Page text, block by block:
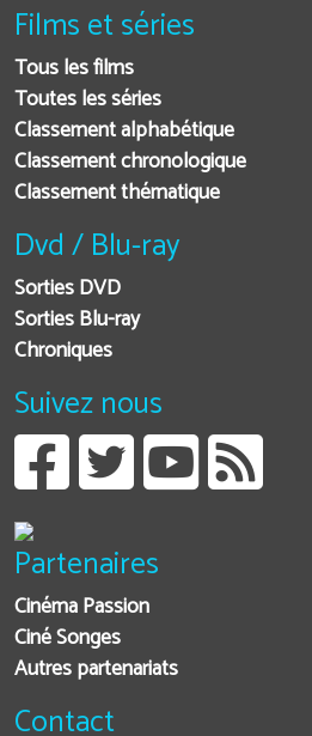
Films et séries
Tous les films
Toutes les séries
Classement alphabétique
Classement chronologique
Classement thématique
Dvd / Blu-ray
Sorties DVD
Sorties Blu-ray
Chroniques
Suivez nous
Partenaires
Cinéma Passion
Ciné Songes
Autres partenariats
Contact